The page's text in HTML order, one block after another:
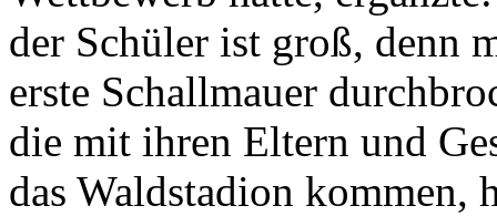
der Schüler ist groß, denn
erste Schallmauer
die mit ihren Eltern und
das Waldstadion kommen,